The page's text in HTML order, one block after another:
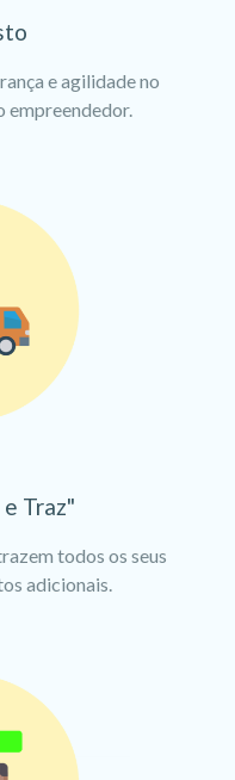
e agilidade no
empreendedor.
Traz"
todos os seus
adicionais.